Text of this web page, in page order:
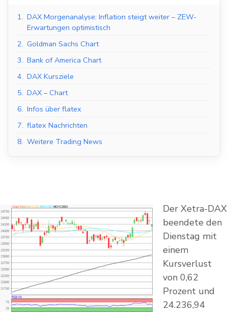
1. DAX Morgenanalyse: Inflation steigt weiter – ZEW-
Erwartungen optimistisch
2. Goldman Sachs Chart
3. Bank of America Chart
4. DAX Kursziele
5. DAX – Chart
6. Infos über flatex
7. flatex Nachrichten
8. Weitere Trading News
Der Xetra-DAX
beendete den
Dienstag mit
einem
Kursverlust
von 0,62
Prozent und
24.236,94